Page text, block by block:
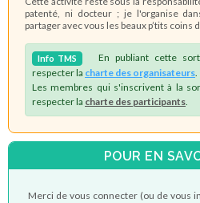
patenté, ni docteur ; je l'organise
partager avec vous les beaux p’tits coins
Info TMS En publiant cette
respecter la charte des organisateurs.
Les membres qui s'inscrivent à la
respecter la charte des participants.
POUR EN
Merci de vous connecter (ou de vous